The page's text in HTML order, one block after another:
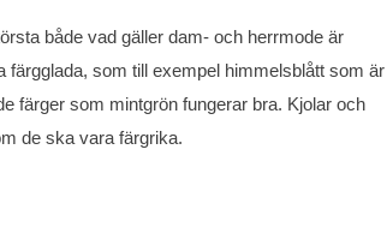
både vad gäller dam- och herrmode är
färgglada, som till exempel himmelsblått som är
färger som mintgrön fungerar bra. Kjolar och
de ska vara färgrika.